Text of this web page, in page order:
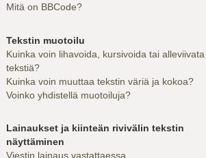
Mitä on BBCode?
Tekstin muotoilu
Kuinka voin lihavoida, kursivoida tai alleviivata
tekstiä?
Kuinka voin muuttaa tekstin väriä ja kokoa?
Voinko yhdistellä muotoiluja?
Lainaukset ja kiinteän rivivälin tekstin
näyttäminen
Viestin lainaus vastattaessa